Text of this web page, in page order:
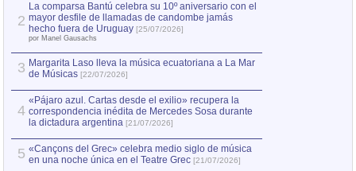
2
La comparsa Bantú celebra su 10º aniversario con el
mayor desfile de llamadas de candombe jamás
hecho fuera de Uruguay [25/07/2026]
por Manel Gausachs
3 Margarita Laso lleva la música ecuatoriana a La Mar
de Músicas [22/07/2026]
4
«Pájaro azul. Cartas desde el exilio» recupera la
correspondencia inédita de Mercedes Sosa durante
la dictadura argentina [21/07/2026]
5 «Cançons del Grec» celebra medio siglo de música
en una noche única en el Teatre Grec [21/07/2026]